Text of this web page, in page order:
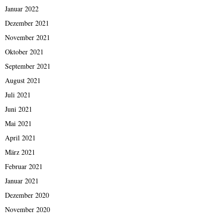
Januar 2022
Dezember 2021
November 2021
Oktober 2021
September 2021
August 2021
Juli 2021
Juni 2021
Mai 2021
April 2021
März 2021
Februar 2021
Januar 2021
Dezember 2020
November 2020